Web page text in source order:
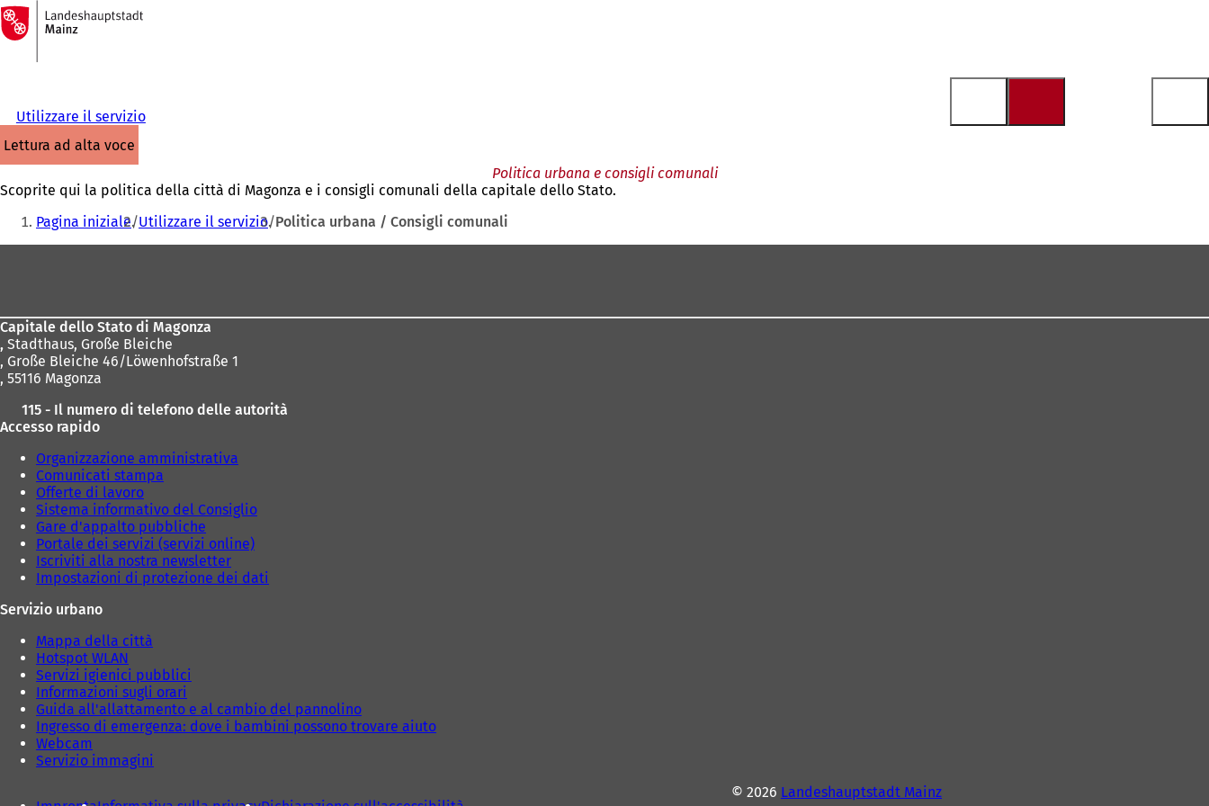
Vai al contenuto
Alla
pagina
iniziale
Utilizzare il servizio
lettura ad alta voce
Politica urbana e consigli comunali
Scoprite qui la politica della città di Magonza e i consigli comunali della capitale dello Stato.
Siete
qui:
Pagina iniziale Utilizzare il servizio Politica urbana / Consigli comunali
Capitale dello Stato di Magonza
, Stadthaus, Große Bleiche
, Große Bleiche 46/Löwenhofstraße 1
, 55116 Magonza
115 - Il numero di telefono delle autorità
Accesso rapido
Organizzazione amministrativa
Comunicati stampa
Offerte di lavoro
Sistema informativo del Consiglio
Gare d'appalto pubbliche
Portale dei servizi (servizi online)
Iscriviti alla nostra newsletter
Impostazioni di protezione dei dati
Servizio urbano
Mappa della città
Hotspot WLAN
Servizi igienici pubblici
Informazioni sugli orari
Guida all'allattamento e al cambio del pannolino
Ingresso di emergenza: dove i bambini possono trovare aiuto
Webcam
Servizio immagini
© 2026 Landeshauptstadt Mainz